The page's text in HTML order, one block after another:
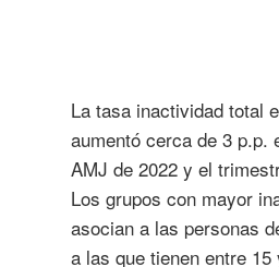
La tasa inactividad total
aumentó cerca de 3 p.p.
AMJ de 2022 y el
Los grupos con mayor
asocian a las personas
a las que tienen entre